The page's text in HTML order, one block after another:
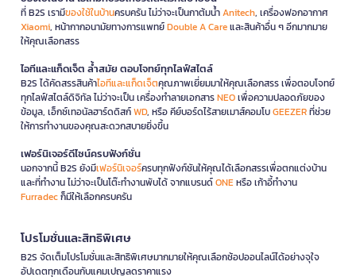
ที่ B2S เรามีของใช้ในบ้านครบครัน ไม่ว่าจะเป็นกาต้มน้ำAnitech, เครื่องฟอกอากาศ
Xiaomi, หน้ากากอนามัยทางการแพทย์Double A Careและสินค้าอื่น ๆ อีกมากมาย
ให้คุณเลือกสรร
ไอทีและแก็ดเจ็ต ล้ำสมัย ตอบโจทย์ทุกไลฟ์สไตล์
B2S ได้คัดสรรสินค้าไอทีและแก็ดเจ็ตคุณภาพเยี่ยมมาให้คุณเลือกสรร เพื่อตอบโจทย์
ทุกไลฟ์สไตล์ดิจิทัล ไม่ว่าจะเป็น เครื่องทำลายเอกสารNEOเพื่อความปลอดภัยของ
ข้อมูล, เอ็กซ์เทอนัลฮาร์ดดิสก์WD, หรือ คีย์บอร์ดไร้สายเมาส์คอมโบGEEZERที่ช่วย
ให้การทำงานของคุณสะดวกสบายยิ่งขึ้น
เฟอร์นิเจอร์ดีไซน์ครบฟังก์ชั่น
นอกจากนี้ B2S ยังมีเฟอร์นิเจอร์ครบทุกฟังก์ชันให้คุณได้เลือกสรรเพื่อตกแต่งบ้าน
และที่ทำงาน ไม่ว่าจะเป็นโต๊ะทำงานพับได้ จากแบรนด์ONEหรือ เก้าอี้ทำงาน
Furradecก็มีให้เลือกครบครัน
โปรโมชั่นและสิทธิพิเศษ
B2S จัดเต็มโปรโมชั่นและสิทธิพิเศษมากมายให้คุณเลือกช้อปออนไลน์ได้อย่างจุใจ
อัปเดตทุกเดือนกับแคมเปญลดราคาแรง